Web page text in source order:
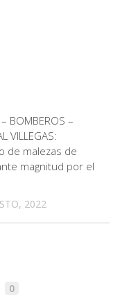
BOMBEROS –
VILLEGAS:
de malezas de
magnitud por el
2022
0